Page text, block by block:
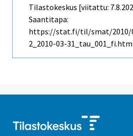
Tilastokeskus [viitattu:
Saantitapa:
https://stat.fi/til/smat/2010/
2_2010-03-